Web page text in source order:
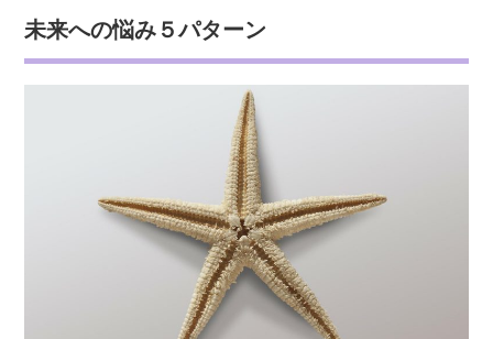
未来への悩み５パターン